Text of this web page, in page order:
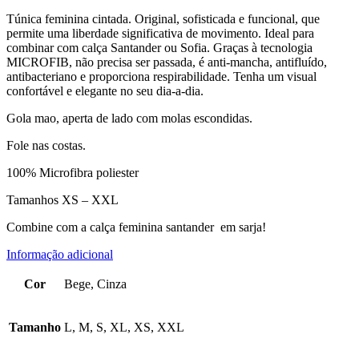
Túnica feminina cintada. Original, sofisticada e funcional, que
permite uma liberdade significativa de movimento. Ideal para
combinar com calça Santander ou Sofia. Graças à tecnologia
MICROFIB, não precisa ser passada, é anti-mancha, antifluído,
antibacteriano e proporciona respirabilidade. Tenha um visual
confortável e elegante no seu dia-a-dia.
Gola mao, aperta de lado com molas escondidas.
Fole nas costas.
100% Microfibra poliester
Tamanhos XS – XXL
Combine com a calça feminina santander em sarja!
Informação adicional
Cor Bege, Cinza
Tamanho L, M, S, XL, XS, XXL